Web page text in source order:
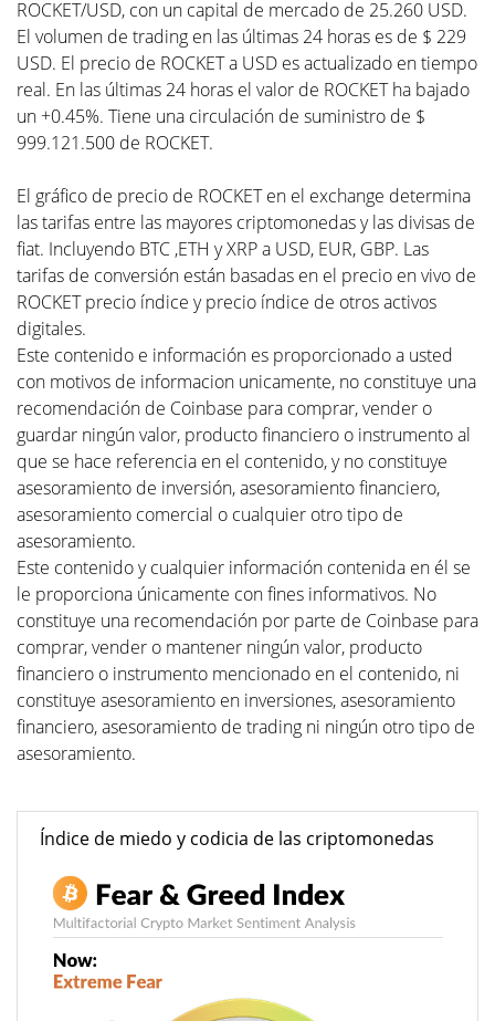
ROCKET/USD, con un capital de mercado de 25.260 USD.
El volumen de trading en las últimas 24 horas es de $ 229
USD. El precio de ROCKET a USD es actualizado en tiempo
real. En las últimas 24 horas el valor de ROCKET ha bajado
un +0.45%. Tiene una circulación de suministro de $
999.121.500 de ROCKET.
El gráfico de precio de ROCKET en el exchange determina
las tarifas entre las mayores criptomonedas y las divisas de
fiat. Incluyendo BTC ,ETH y XRP a USD, EUR, GBP. Las
tarifas de conversión están basadas en el precio en vivo de
ROCKET precio índice y precio índice de otros activos
digitales.
Este contenido e información es proporcionado a usted
con motivos de informacion unicamente, no constituye una
recomendación de Coinbase para comprar, vender o
guardar ningún valor, producto financiero o instrumento al
que se hace referencia en el contenido, y no constituye
asesoramiento de inversión, asesoramiento financiero,
asesoramiento comercial o cualquier otro tipo de
asesoramiento.
Este contenido y cualquier información contenida en él se
le proporciona únicamente con fines informativos. No
constituye una recomendación por parte de Coinbase para
comprar, vender o mantener ningún valor, producto
financiero o instrumento mencionado en el contenido, ni
constituye asesoramiento en inversiones, asesoramiento
financiero, asesoramiento de trading ni ningún otro tipo de
asesoramiento.
Índice de miedo y codicia de las criptomonedas